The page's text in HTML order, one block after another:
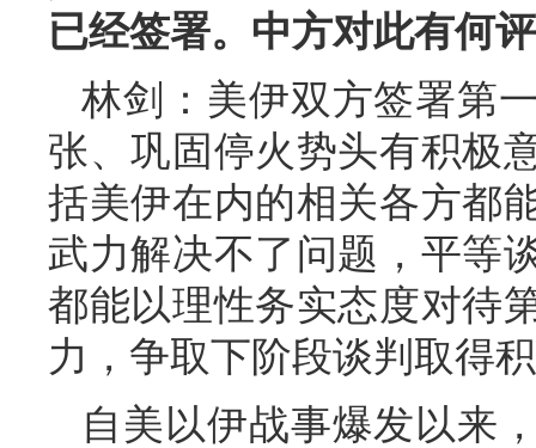
已经签署。中方对此有何
林剑：美伊双方签署第
张、巩固停火势头有积极
括美伊在内的相关各方都
武力解决不了问题，平等
都能以理性务实态度对待
力，争取下阶段谈判取得
自美以伊战事爆发以来